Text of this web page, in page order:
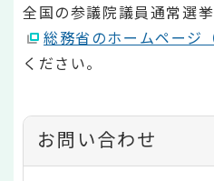
全国の参議院議員通常選
総務省のホームページ
ください。
お問い合わせ